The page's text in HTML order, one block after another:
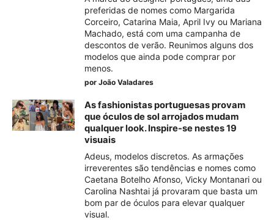
preferidas de nomes como Margarida
Corceiro, Catarina Maia, April Ivy ou Mariana
Machado, está com uma campanha de
descontos de verão. Reunimos alguns dos
modelos que ainda pode comprar por
menos.
por João Valadares
As fashionistas portuguesas provam
que óculos de sol arrojados mudam
qualquer look. Inspire-se nestes 19
visuais
Adeus, modelos discretos. As armações
irreverentes são tendências e nomes como
Caetana Botelho Afonso, Vicky Montanari ou
Carolina Nashtai já provaram que basta um
bom par de óculos para elevar qualquer
visual.